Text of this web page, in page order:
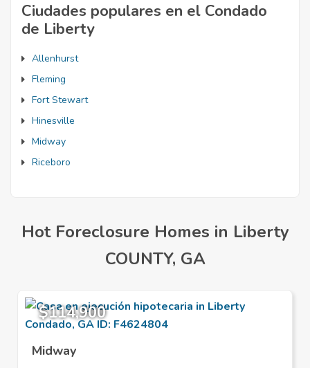
Ciudades populares en el Condado
de Liberty
Allenhurst
Fleming
Fort Stewart
Hinesville
Midway
Riceboro
Hot Foreclosure Homes in Liberty
COUNTY, GA
$114,900
Midway